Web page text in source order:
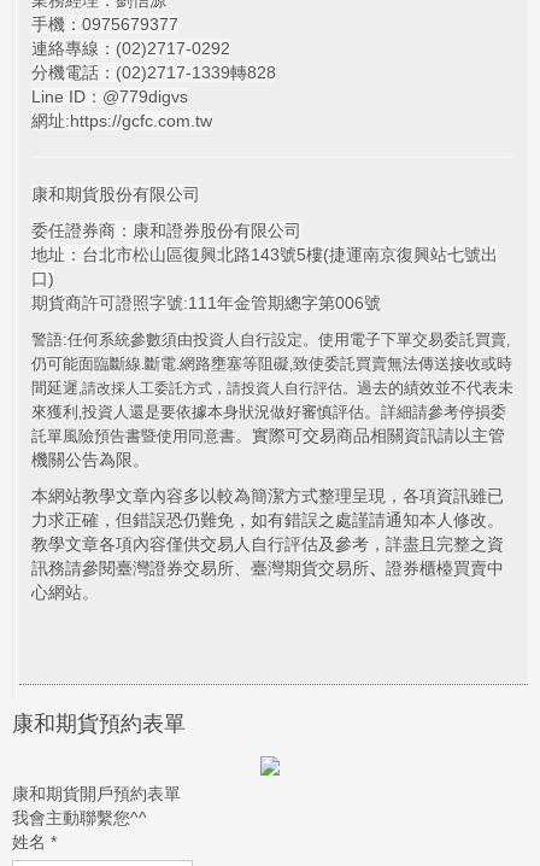
手機：0975679377
連絡專線：(02)2717-0292
分機電話：(02)2717-1339轉828
Line ID：@779digvs
網址:https://gcfc.com.tw
康和期貨股份有限公司
委任證券商：康和證券股份有限公司
地址：台北市松山區復興北路143號5樓(捷運南京復興站七號出
口)
期貨商許可證照字號:111年金管期總字第006號
警語:任何系統參數須由投資人自行設定。使用電子下單交易委託買賣,
仍可能面臨斷線.斷電.網路壅塞等阻礙,致使委託買賣無法傳送接收或時
間延遲,請改採人工委託方式，請投資人自行評估。 過去的績效並不代表未
來獲利 ,投資人還是要依據本身狀況做好審慎評估。 詳細請參考停損委
託單風險預告書暨使用同意書。實際可交易商品相關資訊請以主管
機關公告為限。
本網站教學文章內容多以較為簡潔方式整理呈現，各項資訊雖已
力求正確，但錯誤恐仍難免，如有錯誤之處謹請通知本人修改。
教學文章各項內容僅供交易人自行評估及參考，詳盡且完整之資
訊務請參閱臺灣證券交易所、臺灣期貨交易所、 證券櫃檯買賣中
心網站。
康和期貨預約表單
康和期貨開戶預約表單
我會主動聯繫您^^
姓名 *